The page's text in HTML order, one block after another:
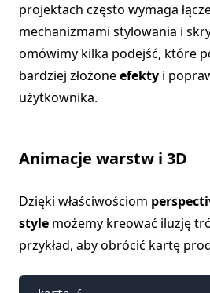
projektach często wymaga
mechanizmami stylowania i
omówimy kilka podejść, które
bardziej złożoneefekty i
użytkownika.
Animacje warstw i 3D
Dzięki właściwościom
style możemy kreować iluzję
przykład, aby obrócić kartę